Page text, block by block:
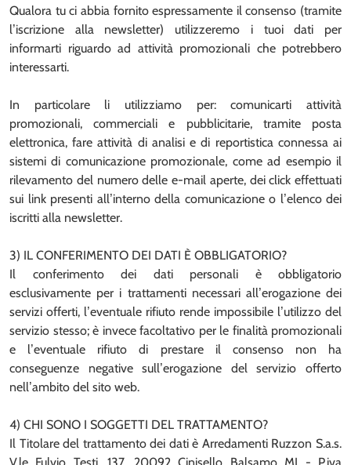
Qualora tu ci abbia fornito espressamente il consenso (tramite
l’iscrizione alla newsletter) utilizzeremo i tuoi dati per
informarti riguardo ad attività promozionali che potrebbero
interessarti.
In particolare li utilizziamo per: comunicarti attività
promozionali, commerciali e pubblicitarie, tramite posta
elettronica, fare attività di analisi e di reportistica connessa ai
sistemi di comunicazione promozionale, come ad esempio il
rilevamento del numero delle e-mail aperte, dei click effettuati
sui link presenti all’interno della comunicazione o l’elenco dei
iscritti alla newsletter.
3) IL CONFERIMENTO DEI DATI È OBBLIGATORIO?
Il conferimento dei dati personali è obbligatorio
esclusivamente per i trattamenti necessari all’erogazione dei
servizi offerti, l’eventuale rifiuto rende impossibile l’utilizzo del
servizio stesso; è invece facoltativo per le finalità promozionali
e l’eventuale rifiuto di prestare il consenso non ha
conseguenze negative sull’erogazione del servizio offerto
nell’ambito del sito web.
4) CHI SONO I SOGGETTI DEL TRATTAMENTO?
Il Titolare del trattamento dei dati è Arredamenti Ruzzon S.a.s.